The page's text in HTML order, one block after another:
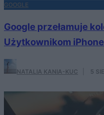
GOOGLE
Google przełamuje
Użytkownikom
NATALIA KANIA-KUC 5